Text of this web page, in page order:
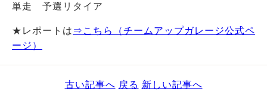
単走 予選リタイア
★ レポートは ⇒こちら（チームアップガレージ公式ペ
ージ）
古い記事へ 戻る 新しい記事へ